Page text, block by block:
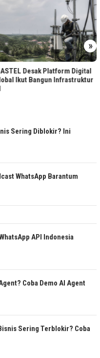
»
Desak Platform Digital
Ikut Bangun Infrastruktur
Sering Diblokir? Ini
WhatsApp Barantum
API Indonesia
Coba Demo AI Agent
Sering Terblokir? Coba